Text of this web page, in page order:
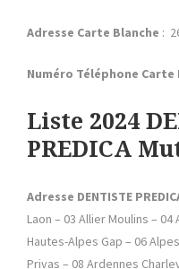
Adresse Carte Blanche :
Numéro Téléphone Carte
Liste 2024
PREDICA
Adresse DENTISTE
Laon – 03 Allier Moulins –
Hautes-Alpes Gap – 06
Privas – 08 Ardennes